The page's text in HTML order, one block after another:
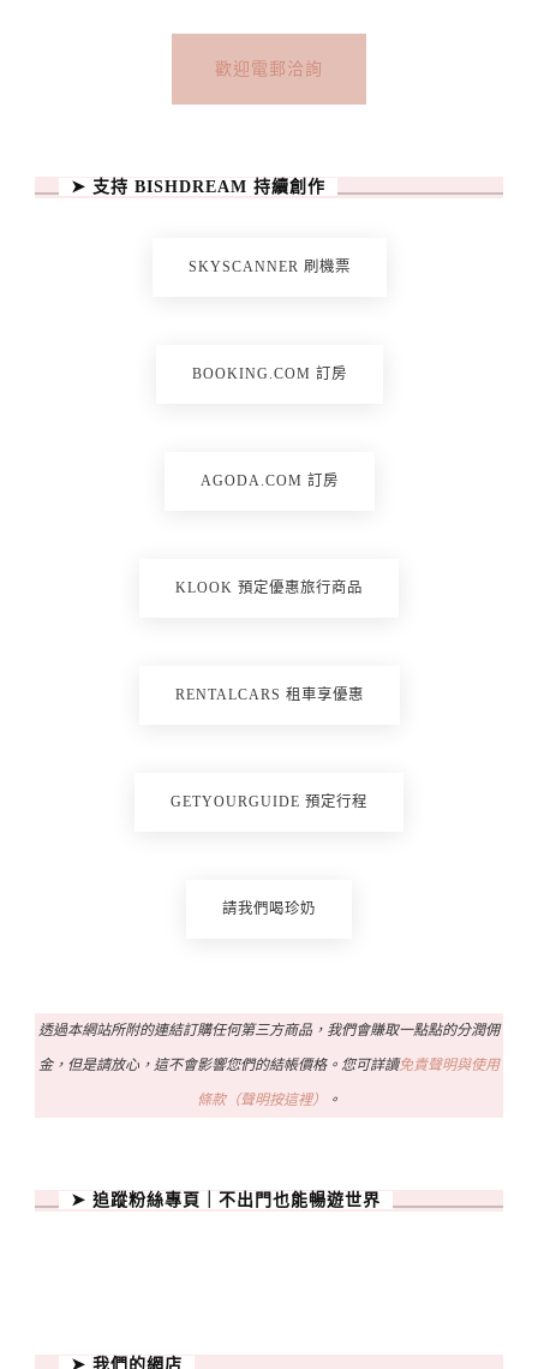
歡迎電郵洽詢
➤ 支持 BISHDREAM 持續創作
SKYSCANNER 刷機票
BOOKING.COM 訂房
AGODA.COM 訂房
KLOOK 預定優惠旅行商品
RENTALCARS 租車享優惠
GETYOURGUIDE 預定行程
請我們喝珍奶
透過本網站所附的連結訂購任何第三方商品，我們會賺取一點點的分潤佣
金，但是請放心，這不會影響您們的結帳價格。您可詳讀免責聲明與使用
條款（聲明按這裡） 。
➤ 追蹤粉絲專頁｜不出門也能暢遊世界
➤ 我們的網店